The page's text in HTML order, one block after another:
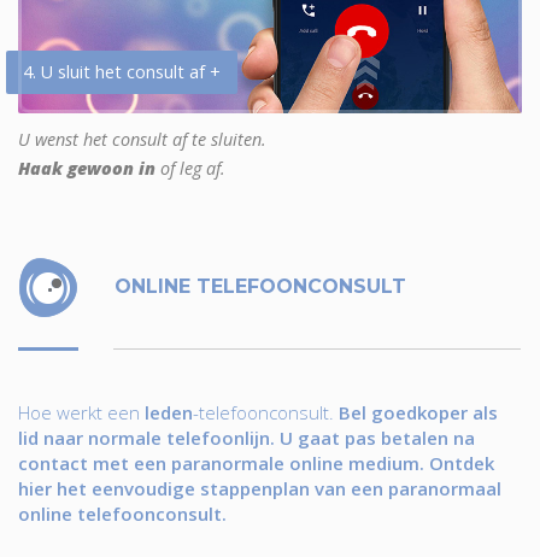
4. U sluit het consult af +
U wenst het consult af te sluiten.
Haak gewoon in of leg af.
ONLINE TELEFOONCONSULT
Hoe werkt een leden-telefoonconsult. Bel goedkoper als
lid naar normale telefoonlijn. U gaat pas betalen na
contact met een paranormale online medium. Ontdek
hier het eenvoudige stappenplan van een paranormaal
online telefoonconsult.